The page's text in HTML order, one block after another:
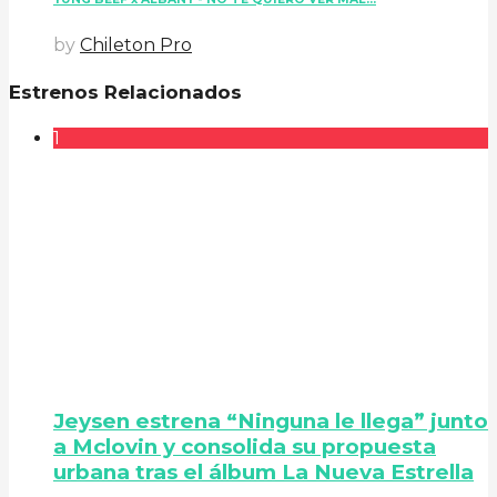
by Chileton Pro
Estrenos Relacionados
1
Jeysen estrena “Ninguna le llega” junto
a Mclovin y consolida su propuesta
urbana tras el álbum La Nueva Estrella